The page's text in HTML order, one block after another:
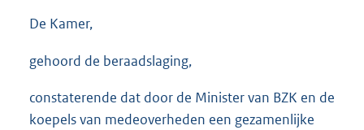
De Kamer,
gehoord de beraadslaging,
constaterende dat door de Minister van BZK en de
koepels van medeoverheden een gezamenlijke